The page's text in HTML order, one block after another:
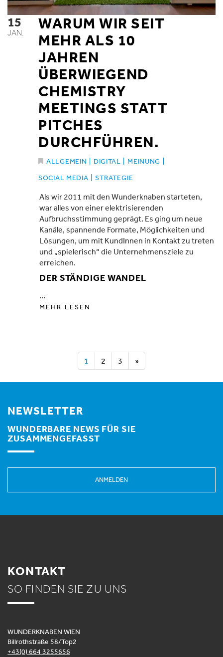
15
JAN.
WARUM WIR SEIT
MEHR ALS 10
JAHREN
ÜBERWIEGEND
CHEMISTRY
MEETINGS STATT
PITCHES
DURCHFÜHREN.
ALLGEMEIN DIGITAL MEINUNG
SOCIAL MEDIA
STRATEGIE
Als wir 2011 mit den Wunderknaben starteten,
war alles von einer elektrisierenden
Aufbruchsstimmung geprägt. Es ging um neue
Kanäle, spannende Formate, Möglichkeiten und
Lösungen, um mit KundInnen in Kontakt zu treten
und „spielerisch“ die Unternehmensziele zu
erreichen.
DER STÄNDIGE WANDEL
…
MEHR LESEN
1 2 3 »
NEWSLETTER
WUNDERBARE NEWS FÜR SIE
ZUSAMMENGEFASST
ANMELDEN
KONTAKT
SO FINDEN SIE ZU UNS
WUNDERKNABEN WIEN
Billrothstraße 58/Top2
+43(0) 664 3255656